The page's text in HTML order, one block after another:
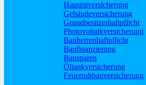
Hausratversicherung
Gebäudeversicherung
Grundbesitzerhaftpflicht
Photovoltaikversicherung
Bauherrenhaftpflicht
Baufinanzierung
Bausparen
Öltankversicherung
Feuerrohbauversicherung